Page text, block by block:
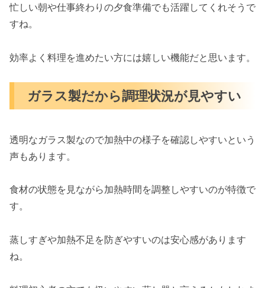
忙しい朝や仕事終わりの夕食準備でも活躍してくれそうで
すね。
効率よく料理を進めたい方には嬉しい機能だと思います。
ガラス製だから調理状況が見やすい
透明なガラス製なので加熱中の様子を確認しやすいという
声もあります。
食材の状態を見ながら加熱時間を調整しやすいのが特徴で
す。
蒸しすぎや加熱不足を防ぎやすいのは安心感があります
ね。